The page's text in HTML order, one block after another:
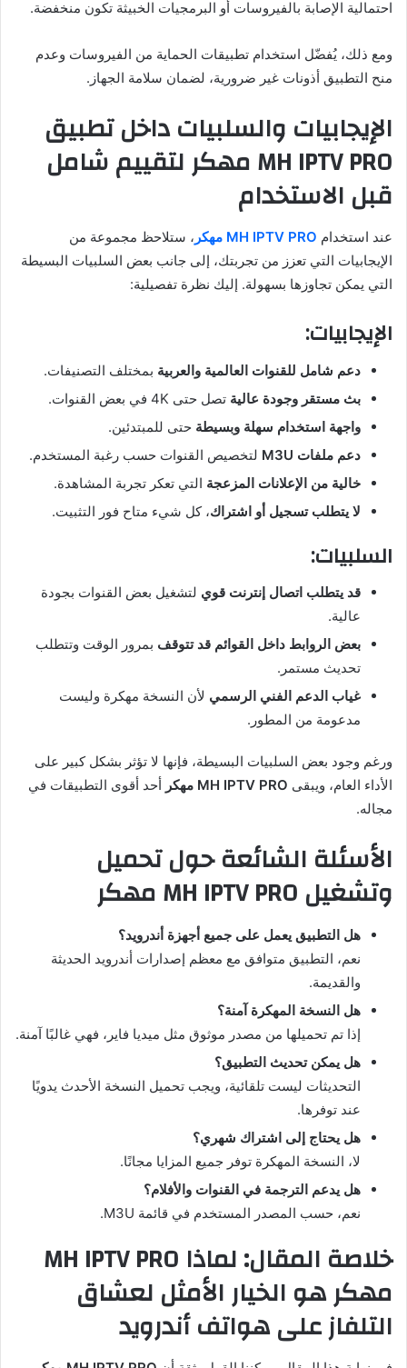
احتمالية الإصابة بالفيروسات أو البرمجيات الخبيثة تكون منخفضة.
ومع ذلك، يُفضّل استخدام تطبيقات الحماية من الفيروسات وعدم
منح التطبيق أذونات غير ضرورية، لضمان سلامة الجهاز.
الإيجابيات والسلبيات داخل تطبيق
MH IPTV PRO مهكر لتقييم شامل
قبل الاستخدام
عند استخدام MH IPTV PRO مهكر
، ستلاحظ مجموعة من
الإيجابيات التي تعزز من تجربتك، إلى جانب بعض السلبيات البسيطة
التي يمكن تجاوزها بسهولة. إليك نظرة تفصيلية:
الإيجابيات:
دعم شامل للقنوات العالمية والعربية بمختلف التصنيفات.
بث مستقر وجودة عالية تصل حتى 4K في بعض القنوات.
واجهة استخدام سهلة وبسيطة حتى للمبتدئين.
دعم ملفات M3U
لتخصيص القنوات حسب رغبة المستخدم.
خالية من الإعلانات المزعجة التي تعكر تجربة المشاهدة.
لا يتطلب تسجيل أو اشتراك، كل شيء متاح فور التثبيت.
السلبيات:
قد يتطلب اتصال إنترنت قوي لتشغيل بعض القنوات بجودة
عالية.
بعض الروابط داخل القوائم قد تتوقف بمرور الوقت وتتطلب
تحديث مستمر.
غياب الدعم الفني الرسمي لأن النسخة مهكرة وليست
مدعومة من المطور.
ورغم وجود بعض السلبيات البسيطة، فإنها لا تؤثر بشكل كبير على
الأداء العام، ويبقى MH IPTV PRO مهكر
أحد أقوى التطبيقات في
مجاله.
الأسئلة الشائعة حول تحميل
وتشغيل MH IPTV PRO مهكر
هل التطبيق يعمل على جميع أجهزة أندرويد؟
نعم، التطبيق متوافق مع معظم إصدارات أندرويد الحديثة
والقديمة.
هل النسخة المهكرة آمنة؟
إذا تم تحميلها من مصدر موثوق مثل ميديا فاير، فهي غالبًا آمنة.
هل يمكن تحديث التطبيق؟
التحديثات ليست تلقائية، ويجب تحميل النسخة الأحدث يدويًا
عند توفرها.
هل يحتاج إلى اشتراك شهري؟
لا، النسخة المهكرة توفر جميع المزايا مجانًا.
هل يدعم الترجمة في القنوات والأفلام؟
نعم، حسب المصدر المستخدم في قائمة M3U.
خلاصة المقال: لماذا MH IPTV PRO
مهكر هو الخيار الأمثل لعشاق
التلفاز على هواتف أندرويد